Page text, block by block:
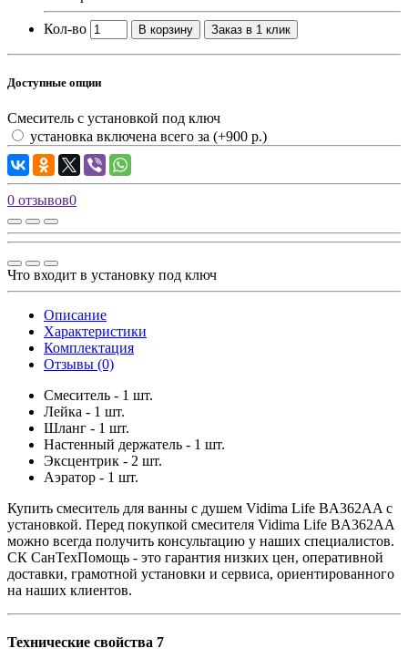
Кол-во В корзину Заказ в 1 клик
Доступные опции
Смеситель с установкой под ключ
установка включена всего за (+900 р.)
0 отзывов0
Что входит в установку под ключ
Описание
Характеристики
Комплектация
Отзывы (0)
Смеситель - 1 шт.
Лейка - 1 шт.
Шланг - 1 шт.
Настенный держатель - 1 шт.
Эксцентрик - 2 шт.
Аэратор - 1 шт.
Купить смеситель для ванны с душем Vidima Life BA362AA с
установкой. Перед покупкой смесителя Vidima Life BA362AA
можно всегда получить консультацию у наших специалистов.
СК СанТехПомощь - это гарантия низких цен, оперативной
доставки, грамотной установки и сервиса, ориентированного
на наших клиентов.
Технические свойства 7